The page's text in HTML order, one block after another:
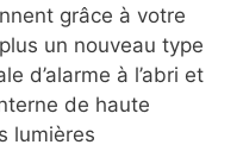
grâce à votre
un nouveau type
d’alarme à l’abri et
de haute
lumières